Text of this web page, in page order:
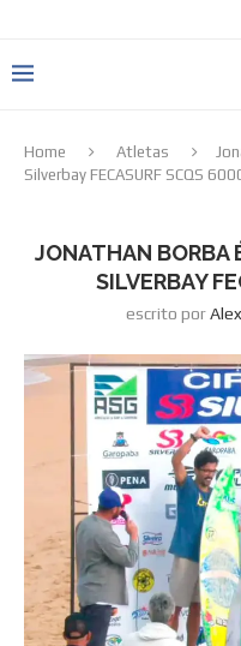
Home Atletas
Silverbay FECASURF SCQS
JONATHAN BORBA
SILVERBAY
escrito por